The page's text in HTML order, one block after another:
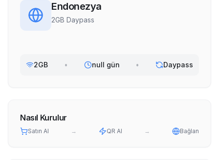
Endonezya
2GB Daypass
2GB • null gün • Daypass
Nasıl Kurulur
Satın Al → QR Al → Bağlan